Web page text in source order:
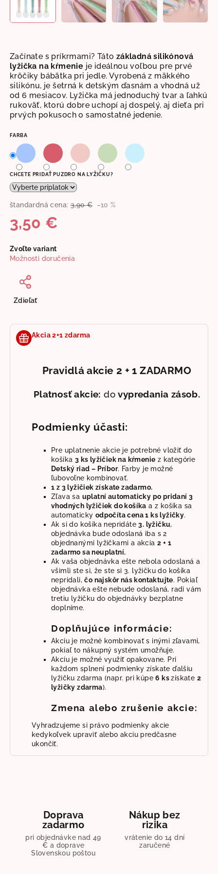
Začínate s príkrmami? Táto základná silikónová
lyžička na kŕmenie je ideálnou voľbou pre prvé
krôčiky bábätka pri jedle. Vyrobená z mäkkého
silikónu, je šetrná k detským ďasnám a vhodná už
od 6 mesiacov. Lyžička má jednoduchý tvar a ľahkú
rukoväť, ktorú dobre uchopí aj dospelý, aj dieťa pri
prvých pokusoch o samostatné jedenie.
FARBA
CHCETE PRIDAŤ PUZDRO NA LYŽIČKU?
štandardná cena: 3,90 € –10 %
3,50 €
cena:
Zvoľte variant
Možnosti doručenia
Zdieľať
Akcia 2+1 zdarma
Pravidlá akcie 2 + 1 ZADARMO
Platnosť akcie: dovypredania zásob.
Podmienky účasti:
Pre uplatnenie akcie je potrebné vložiť do
košíka 3 ks lyžičiek na kŕmenie z kategórie
Detský riad – Príbor. Farby je možné
ľubovoľne kombinovať.
1 z 3 lyžičiek získate zadarmo.
Zľava sa uplatní automaticky po pridaní 3
vhodných lyžičiek do košíka a z košíka sa
automaticky odpočíta cena 1 ks lyžičky.
Ak si do košíka nepridáte3. lyžičku,
objednávka bude odoslaná iba s 2
objednanými lyžičkami a akcia 2 + 1
zadarmo sa neuplatní.
Ak vaša objednávka ešte nebola odoslaná a
všimli ste si, že ste si 3. lyžičku do košíka
nepridali,čo najskôr nás kontaktujte. Pokiaľ
objednávka ešte nebude odoslaná, radi vám
tretiu lyžičku do objednávky bezplatne
doplníme.
Doplňujúce informácie:
Akciu je možné kombinovať s inými zľavami,
pokiaľ to nákupný systém umožňuje.
Akciu je možné využiť opakovane. Pri
každom splnení podmienky získate ďalšiu
lyžičku zdarma (napr. pri kúpe6 kszískate 2
lyžičky zdarma).
Zmena alebo zrušenie akcie:
Vyhradzujeme si právo podmienky akcie
kedykoľvek upraviť alebo akciu predčasne
ukončiť.
Doprava
zadarmo
pri objednávke nad 49
€ a doprave
Slovenskou poštou
Nákup bez
rizika
vrátenie do 14 dní
zaručené